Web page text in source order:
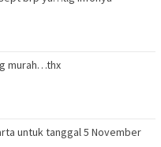
murah…thx
untuk tanggal 5 November